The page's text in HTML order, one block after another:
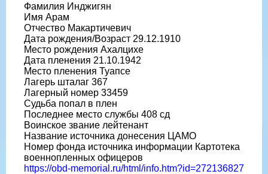
Фамилия Инджигян
Имя Арам
Отчество Макартичевич
Дата рождения/Возраст 29.12.1910
Место рождения Ахалцихе
Дата пленения 21.10.1942
Место пленения Туапсе
Лагерь шталаг 367
Лагерный номер 33459
Судьба попал в плен
Последнее место службы 408 сд
Воинское звание лейтенант
Название источника донесения ЦАМО
Номер фонда источника информации Картотека
военнопленных офицеров
https://obd-memorial.ru/html/info.htm?id=272136827